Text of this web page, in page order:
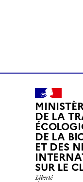
DE LA
DE LA
ET DES
SUR LE